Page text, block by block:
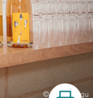
Imprimer